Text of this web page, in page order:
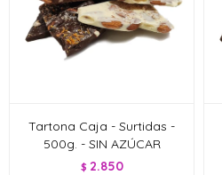
Tartona Caja - Surtidas -
500g. - SIN AZÚCAR
$ 2.850